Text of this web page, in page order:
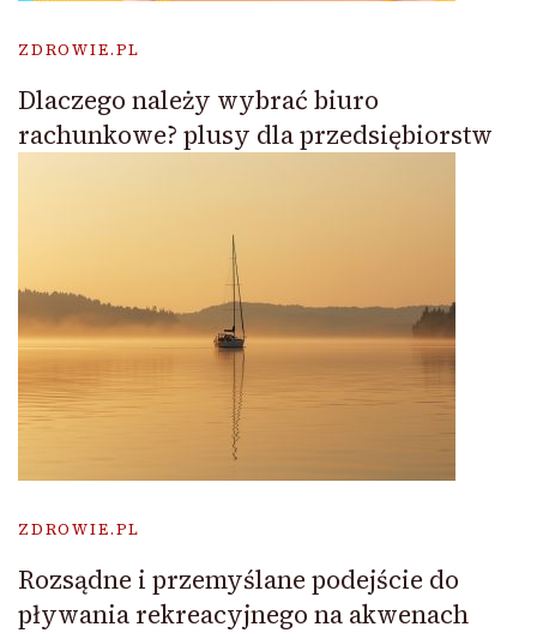
ZDROWIE.PL
Dlaczego należy wybrać biuro
rachunkowe? plusy dla przedsiębiorstw
ZDROWIE.PL
Rozsądne i przemyślane podejście do
pływania rekreacyjnego na akwenach